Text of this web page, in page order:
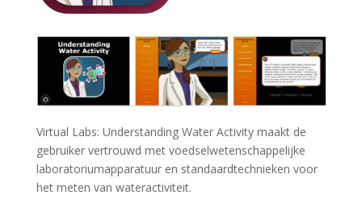
Virtual Labs: Understanding Water Activity maakt de
gebruiker vertrouwd met voedselwetenschappelijke
laboratoriumapparatuur en standaardtechnieken voor
het meten van wateractiviteit.